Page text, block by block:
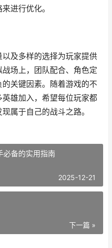
进行优化。
及多样的选择为玩家提供
场上，团队配合、角色定
关键因素。随着游戏的不
雄加入，希望每位玩家都
属于自己的战斗之路。
必备的实用指南
2025-12-21
下一篇 »